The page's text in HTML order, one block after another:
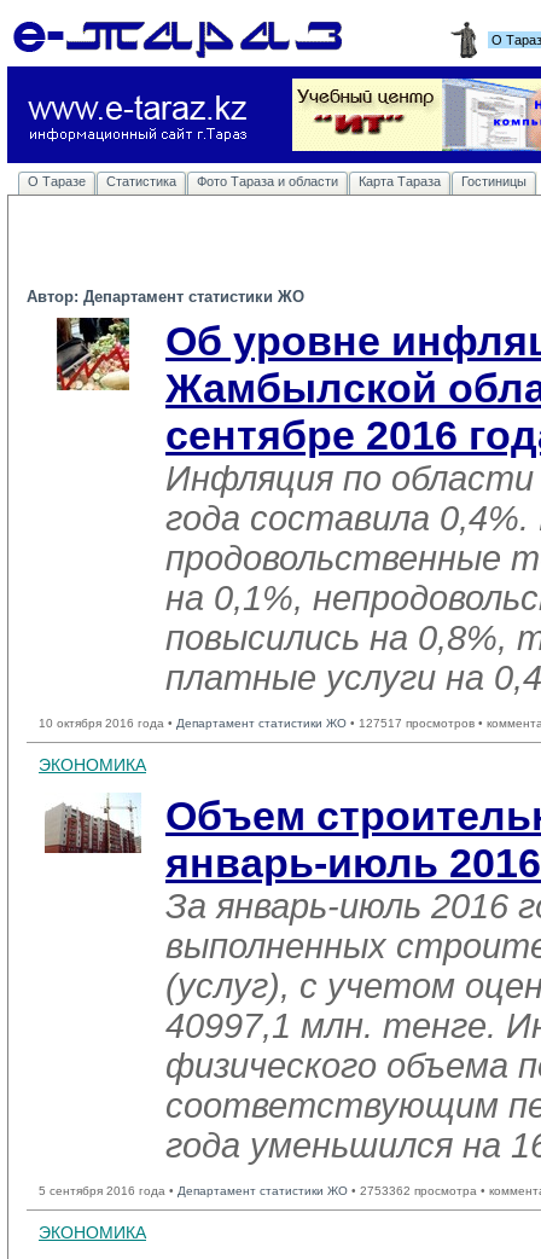
О
О Таразе Статистика Фото Тараза и области Карта Тараза Гостиницы
Автор: Департамент статистики ЖО
Об уровне
Жамбылской
сентябре 2016
Инфляция по
года составила
продовольственные
на 0,1%,
повысились на 0,8%,
платные услуги на
10 октября 2016 года • Департамент статистики ЖО • 127517 просмотров •
ЭКОНОМИКА
Объем
январь-июль
За январь-июль 2016
выполненных
(услуг), с учетом
40997,1 млн. тенге.
физического объема
соответствующим
года уменьшился на
5 сентября 2016 года • Департамент статистики ЖО • 2753362 просмотра •
ЭКОНОМИКА